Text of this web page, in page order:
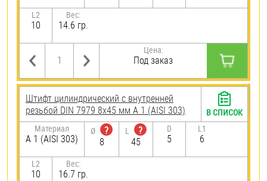
L2
10
Вес:
14.6 гр.
Цена:
Под заказ
Штифт цилиндрический с внутренней
резьбой DIN 7979 8х45 мм А 1 (AISI 303)
Материал
А 1 (AISI 303)
Ø
?
8
L
?
45
D
5
L1
6
L2
10
Вес:
16.7 гр.
В СПИСОК